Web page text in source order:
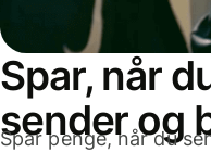
Spar, når
sender og
Spar penge, når du